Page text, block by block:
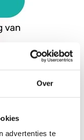
Over
advertenties te